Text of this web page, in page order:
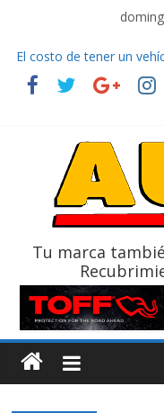
La FEDAK recibe 12
Vuelta
El costo de tener un
¿Qué puede pasar con
La Vuelta al Ecuador
Tu marca